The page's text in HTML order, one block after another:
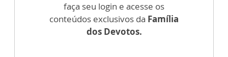
faça seu login e acesse os
conteúdos exclusivos da Família
dos Devotos.